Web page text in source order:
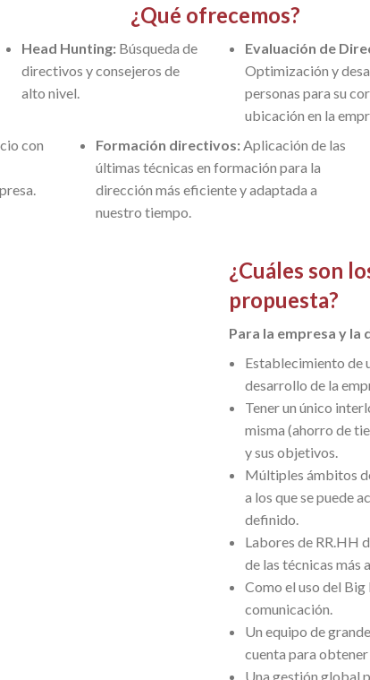
¿Qué ofrecemos?
Head Hunting:Búsqueda de
directivos y consejeros de
alto nivel.
Evaluación de
Optimización y
personas para su
ubicación en la
con
Formación directivos:Aplicación de las
últimas técnicas en formación para la
dirección más eficiente y adaptada a
nuestro tiempo.
¿Cuáles son
propuesta?
Para la empresa y la
Establecimiento de
desarrollo de la
Tener un único
misma (ahorro de
y sus objetivos.
Múltiples ámbitos
a los que se puede
definido.
Labores de RR.HH
de las técnicas más
Como el uso del
comunicación.
Un equipo de
cuenta para
Una gestión global